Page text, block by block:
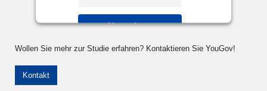
Akzeptieren
powered byUsercentrics Consent
Wollen Sie mehr zur Studie erfahren? Kontaktieren Sie YouGov!
Kontakt